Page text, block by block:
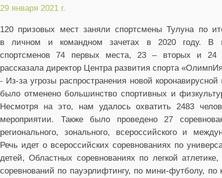
29 января 2021 г.
120 призовых мест заняли спортсмены Тулуна по
в личном и командном зачетах в 2020 году. В
спортсменов 74 первых места, 23 – вторых и 24
рассказала директор Центра развития спорта
- Из-за угрозы распространения новой
было отменено большинство спортивных и
Несмотря на это, нам удалось охватить 2483
мероприятии. Также было проведено 27
регионального, зонального, всероссийского и
Речь идет о всероссийских соревнованиях по
детей, Областных соревнованиях по легкой
соревнований по пауэрлифтингу, по мини-футболу, по